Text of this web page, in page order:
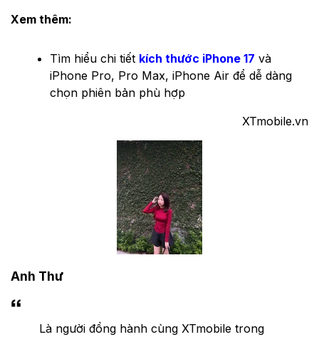
Xem thêm:
Tìm hiểu chi tiết kích thước iPhone 17 và
iPhone Pro, Pro Max, iPhone Air để dễ dàng
chọn phiên bản phù hợp
XTmobile.vn
Anh Thư
Là người đồng hành cùng XTmobile trong